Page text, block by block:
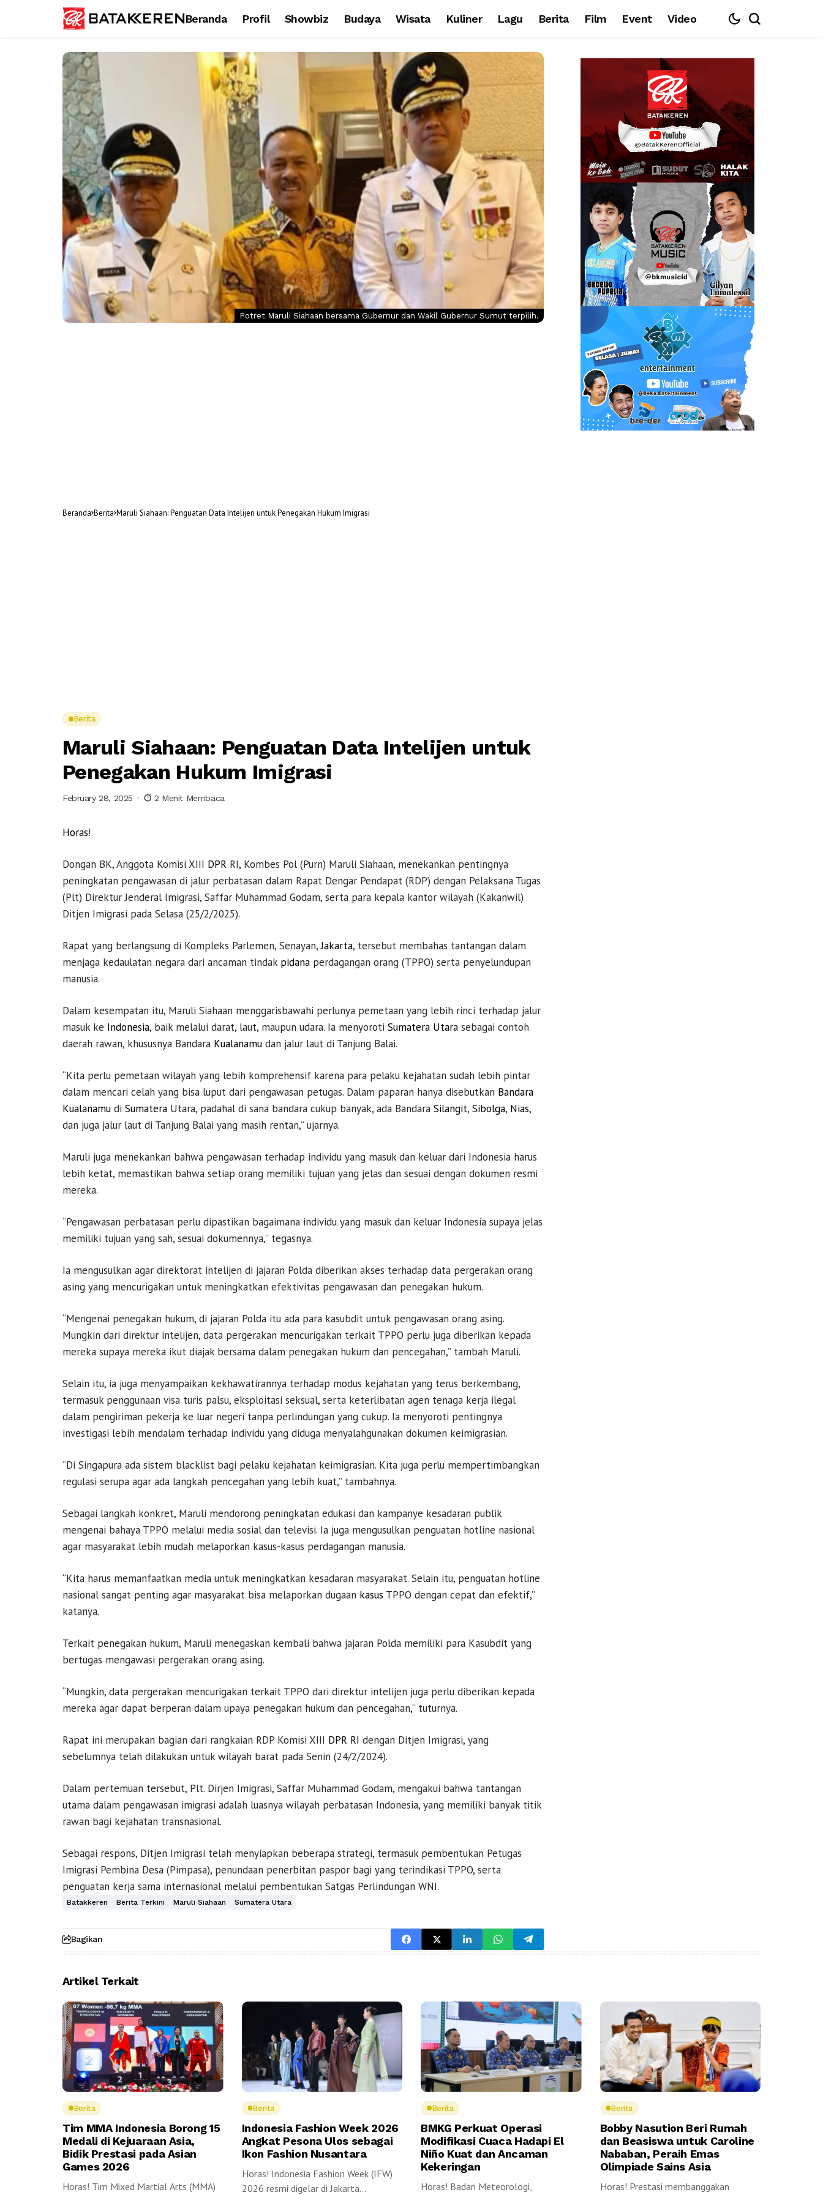
Beranda Profil Showbiz Budaya Wisata Kuliner Lagu Berita Film Event Video
Potret Maruli Siahaan bersama Gubernur dan Wakil Gubernur Sumut terpilih.
Beranda Berita Maruli Siahaan: Penguatan Data Intelijen untuk Penegakan Hukum Imigrasi
Berita
Maruli Siahaan: Penguatan Data Intelijen untuk
Penegakan Hukum Imigrasi
February 28, 2025 2 Menit Membaca
Horas!
Dongan BK, Anggota Komisi XIII DPR RI, Kombes Pol (Purn) Maruli Siahaan, menekankan pentingnya
peningkatan pengawasan di jalur perbatasan dalam Rapat Dengar Pendapat (RDP) dengan Pelaksana Tugas
(Plt) Direktur Jenderal Imigrasi, Saffar Muhammad Godam, serta para kepala kantor wilayah (Kakanwil)
Ditjen Imigrasi pada Selasa (25/2/2025).
Rapat yang berlangsung di Kompleks Parlemen, Senayan,Jakarta, tersebut membahas tantangan dalam
menjaga kedaulatan negara dari ancaman tindak pidana perdagangan orang (TPPO) serta penyelundupan
manusia.
Dalam kesempatan itu, Maruli Siahaan menggarisbawahi perlunya pemetaan yang lebih rinci terhadap jalur
masuk ke Indonesia, baik melalui darat, laut, maupun udara. Ia menyoroti Sumatera Utara sebagai contoh
daerah rawan, khususnya Bandara Kualanamu dan jalur laut di Tanjung Balai.
“Kita perlu pemetaan wilayah yang lebih komprehensif karena para pelaku kejahatan sudah lebih pintar
dalam mencari celah yang bisa luput dari pengawasan petugas. Dalam paparan hanya disebutkan Bandara
Kualanamu di Sumatera Utara, padahal di sana bandara cukup banyak, ada Bandara Silangit, Sibolga, Nias,
dan juga jalur laut di Tanjung Balai yang masih rentan,” ujarnya.
Maruli juga menekankan bahwa pengawasan terhadap individu yang masuk dan keluar dari Indonesia harus
lebih ketat, memastikan bahwa setiap orang memiliki tujuan yang jelas dan sesuai dengan dokumen resmi
mereka.
“Pengawasan perbatasan perlu dipastikan bagaimana individu yang masuk dan keluar Indonesia supaya jelas
memiliki tujuan yang sah, sesuai dokumennya,” tegasnya.
Ia mengusulkan agar direktorat intelijen di jajaran Polda diberikan akses terhadap data pergerakan orang
asing yang mencurigakan untuk meningkatkan efektivitas pengawasan dan penegakan hukum.
“Mengenai penegakan hukum, di jajaran Polda itu ada para kasubdit untuk pengawasan orang asing.
Mungkin dari direktur intelijen, data pergerakan mencurigakan terkait TPPO perlu juga diberikan kepada
mereka supaya mereka ikut diajak bersama dalam penegakan hukum dan pencegahan,” tambah Maruli.
Selain itu, ia juga menyampaikan kekhawatirannya terhadap modus kejahatan yang terus berkembang,
termasuk penggunaan visa turis palsu, eksploitasi seksual, serta keterlibatan agen tenaga kerja ilegal
dalam pengiriman pekerja ke luar negeri tanpa perlindungan yang cukup. Ia menyoroti pentingnya
investigasi lebih mendalam terhadap individu yang diduga menyalahgunakan dokumen keimigrasian.
“Di Singapura ada sistem blacklist bagi pelaku kejahatan keimigrasian. Kita juga perlu mempertimbangkan
regulasi serupa agar ada langkah pencegahan yang lebih kuat,” tambahnya.
Sebagai langkah konkret, Maruli mendorong peningkatan edukasi dan kampanye kesadaran publik
mengenai bahaya TPPO melalui media sosial dan televisi. Ia juga mengusulkan penguatan hotline nasional
agar masyarakat lebih mudah melaporkan kasus-kasus perdagangan manusia.
“Kita harus memanfaatkan media untuk meningkatkan kesadaran masyarakat. Selain itu, penguatan hotline
nasional sangat penting agar masyarakat bisa melaporkan dugaan kasus TPPO dengan cepat dan efektif,”
katanya.
Terkait penegakan hukum, Maruli menegaskan kembali bahwa jajaran Polda memiliki para Kasubdit yang
bertugas mengawasi pergerakan orang asing.
“Mungkin, data pergerakan mencurigakan terkait TPPO dari direktur intelijen juga perlu diberikan kepada
mereka agar dapat berperan dalam upaya penegakan hukum dan pencegahan,” tuturnya.
Rapat ini merupakan bagian dari rangkaian RDP Komisi XIII DPR RI dengan Ditjen Imigrasi, yang
sebelumnya telah dilakukan untuk wilayah barat pada Senin (24/2/2024).
Dalam pertemuan tersebut, Plt. Dirjen Imigrasi, Saffar Muhammad Godam, mengakui bahwa tantangan
utama dalam pengawasan imigrasi adalah luasnya wilayah perbatasan Indonesia, yang memiliki banyak titik
rawan bagi kejahatan transnasional.
Sebagai respons, Ditjen Imigrasi telah menyiapkan beberapa strategi, termasuk pembentukan Petugas
Imigrasi Pembina Desa (Pimpasa), penundaan penerbitan paspor bagi yang terindikasi TPPO, serta
penguatan kerja sama internasional melalui pembentukan Satgas Perlindungan WNI.
Batakkeren Berita Terkini Maruli Siahaan Sumatera Utara
Bagikan
Artikel Terkait
Berita
Tim MMA Indonesia Borong 15
Medali di Kejuaraan Asia,
Bidik Prestasi pada Asian
Games 2026
Horas! Tim Mixed Martial Arts (MMA)
Berita
Indonesia Fashion Week 2026
Angkat Pesona Ulos sebagai
Ikon Fashion Nusantara
Horas! Indonesia Fashion Week (IFW)
2026 resmi digelar di Jakarta
Berita
BMKG Perkuat Operasi
Modifikasi Cuaca Hadapi El
Niño Kuat dan Ancaman
Kekeringan
Horas! Badan Meteorologi,
Berita
Bobby Nasution Beri Rumah
dan Beasiswa untuk Caroline
Nababan, Peraih Emas
Olimpiade Sains Asia
Horas! Prestasi membanggakan